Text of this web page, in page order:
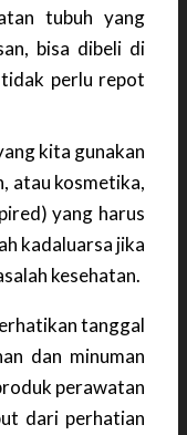
tubuh yang
bisa dibeli di
perlu repot
kita gunakan
atau kosmetika,
yang harus
kadaluarsa jika
kesehatan.
tanggal
dan minuman
perawatan
dari perhatian